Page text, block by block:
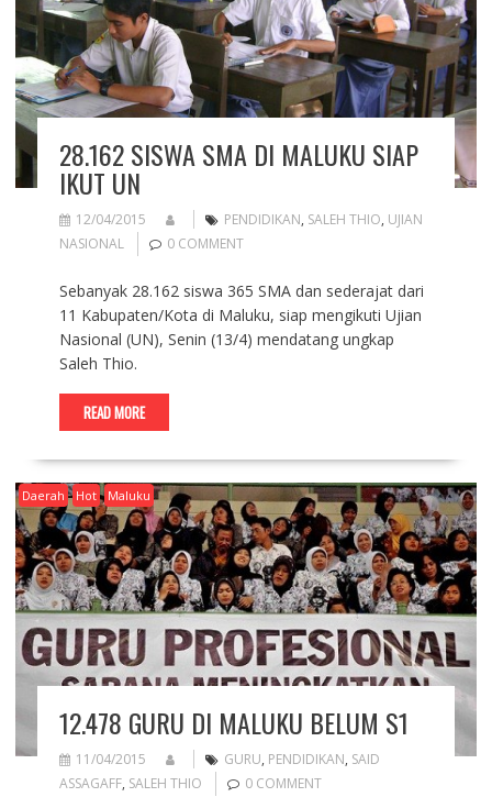
28.162 SISWA SMA DI MALUKU SIAP
IKUT UN
12/04/2015 PENDIDIKAN, SALEH THIO, UJIAN
NASIONAL
0 COMMENT
Sebanyak 28.162 siswa 365 SMA dan sederajat dari
11 Kabupaten/Kota di Maluku, siap mengikuti Ujian
Nasional (UN), Senin (13/4) mendatang ungkap
Saleh Thio.
READ MORE
Daerah Hot Maluku
12.478 GURU DI MALUKU BELUM S1
11/04/2015 GURU, PENDIDIKAN, SAID
ASSAGAFF, SALEH THIO 0 COMMENT